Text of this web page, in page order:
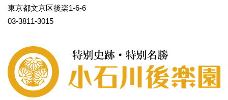
東京都文京区後楽1-6-6
03-3811-3015